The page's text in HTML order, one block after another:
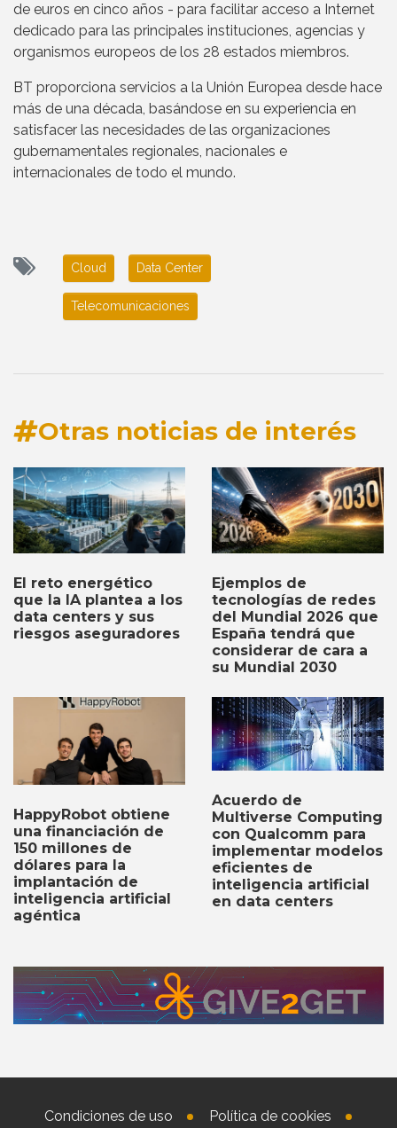
de euros en cinco años - para facilitar acceso a Internet
dedicado para las principales instituciones, agencias y
organismos europeos de los 28 estados miembros.
BT proporciona servicios a la Unión Europea desde hace
más de una década, basándose en su experiencia en
satisfacer las necesidades de las organizaciones
gubernamentales regionales, nacionales e
internacionales de todo el mundo.
Cloud Data Center
Telecomunicaciones
Otras noticias de interés
El reto energético
que la IA plantea a los
data centers y sus
riesgos aseguradores
Ejemplos de
tecnologías de redes
del Mundial 2026 que
España tendrá que
considerar de cara a
su Mundial 2030
HappyRobot obtiene
una financiación de
150 millones de
dólares para la
implantación de
inteligencia artificial
agéntica
Acuerdo de
Multiverse Computing
con Qualcomm para
implementar modelos
eficientes de
inteligencia artificial
en data centers
Condiciones de uso Política de cookies